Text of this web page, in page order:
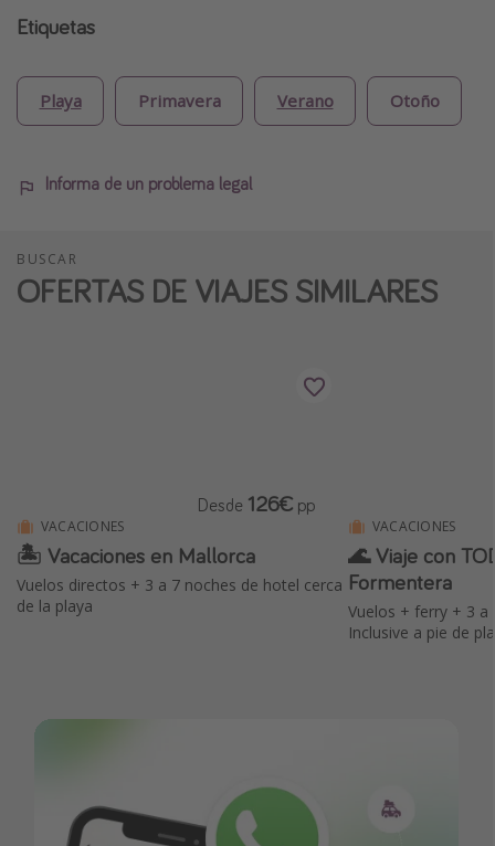
Etiquetas
Playa Primavera Verano Otoño
Informa de un problema legal
BUSCAR
OFERTAS DE VIAJES SIMILARES
VACACIONES
🏝️ Vacaciones en Mallorca
Vuelos directos + 3 a 7 noches de hotel cerca
de la playa
Desde 126€ pp
VACACIONES
🌊 Viaje con
Formentera
Vuelos + ferry + 3 a
Inclusive a pie de